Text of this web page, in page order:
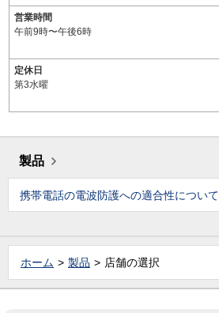
営業時間
午前9時〜午後6時
定休日
第3水曜
製品
携帯電話の電波防護への適合性について
ホーム 製品 店舗の選択